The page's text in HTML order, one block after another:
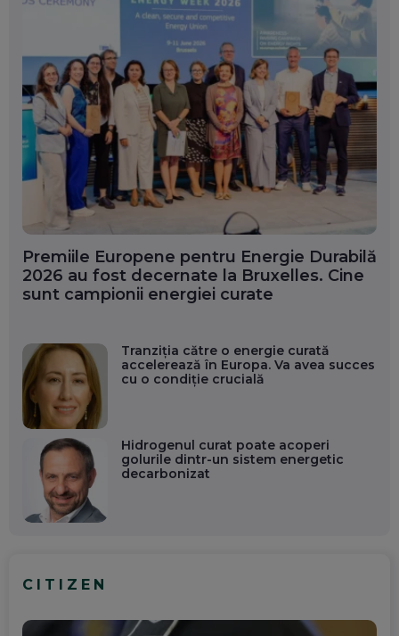
Premiile Europene pentru Energie Durabilă
2026 au fost decernate la Bruxelles. Cine
sunt campionii energiei curate
Tranziția către o energie curată
accelerează în Europa. Va avea succes
cu o condiție crucială
Hidrogenul curat poate acoperi
golurile dintr-un sistem energetic
decarbonizat
CITIZEN